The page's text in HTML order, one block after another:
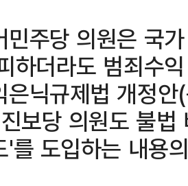
민주당 의원은 국
하더라도 범죄수
은닉규제법 개정
보당 의원도 불
'를 도입하는 내용